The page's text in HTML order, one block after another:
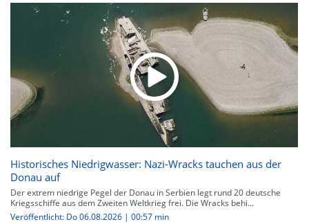
Historisches Niedrigwasser: Nazi-Wracks tauchen aus der
Donau auf
Der extrem niedrige Pegel der Donau in Serbien legt rund 20 deutsche
Kriegsschiffe aus dem Zweiten Weltkrieg frei. Die Wracks behi...
Veröffentlicht: Do 06.08.2026 | 00:57 min